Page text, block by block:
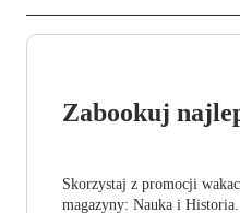
Zabookuj
Skorzystaj z promocji
magazyny: Nauka i Historia.